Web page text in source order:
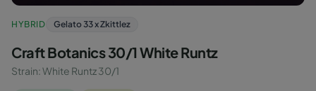
HYBRID Gelato 33 x Zkittlez
Craft Botanics 30/1 White Runtz
Strain:White Runtz 30/1